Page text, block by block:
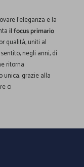
l'eleganza e la
il focus primario
qualità, uniti al
negli anni, di
ritorna
unica, grazie alla
ci